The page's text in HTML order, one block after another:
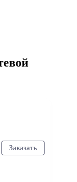
Заказать